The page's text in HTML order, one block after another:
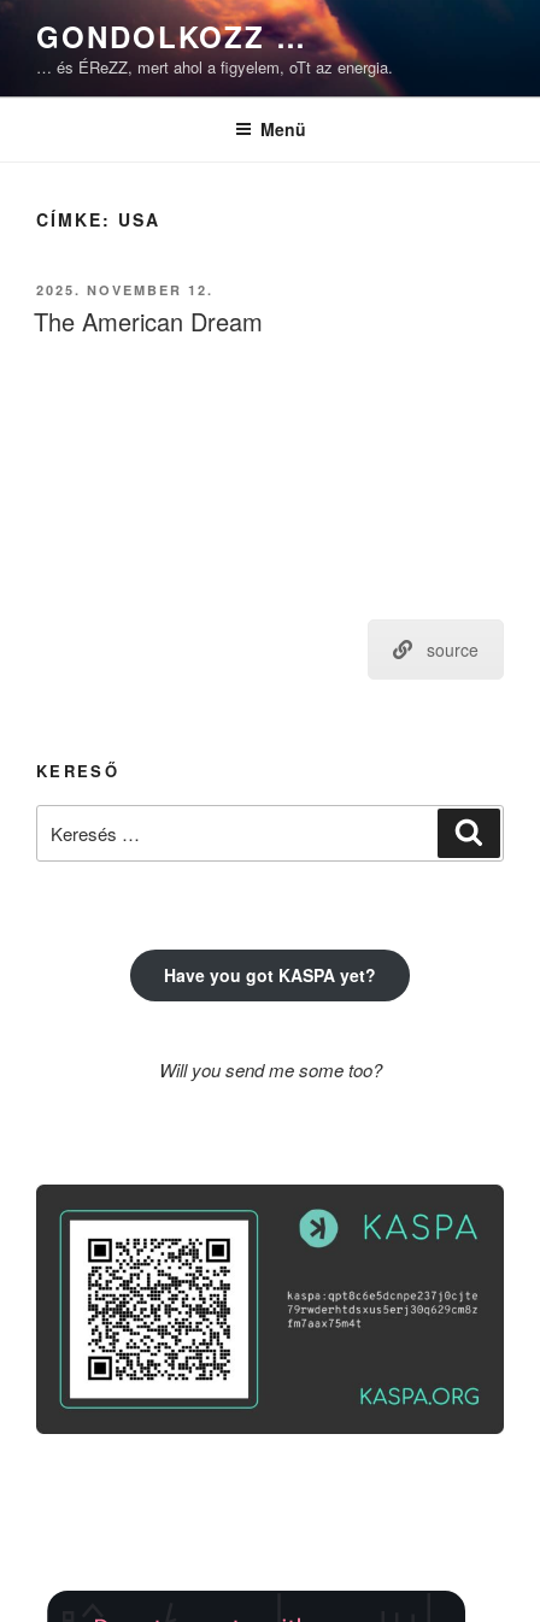
Tartalomhoz
GONDOLKOZZ …
… és ÉReZZ, mert ahol a figyelem, oTt az energia.
Menü
CÍMKE: USA
BEKÜLDVE:
2025. NOVEMBER 12.
The American Dream
source
KERESŐ
Have you got KASPA yet?
Will you send me some too?